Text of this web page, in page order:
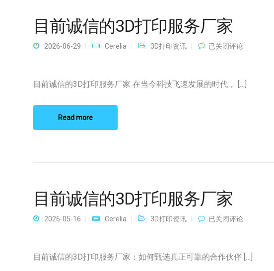
目前诚信的3D打印服务厂家
2026-06-29 Cerelia 3D打印资讯
目
的
3D
已关闭评论
目前诚信的3D打印服务厂家 在当今科技飞速发展的时代， […]
Read more
目前诚信的3D打印服务厂家
2026-05-16 Cerelia 3D打印资讯
目
的
3D
已关闭评论
目前诚信的3D打印服务厂家：如何甄选真正可靠的合作伙伴 […]